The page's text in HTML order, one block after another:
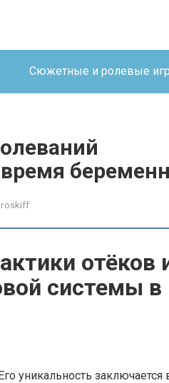
Сюжетные и ролевые
отёков
системы в
уникальность заключается